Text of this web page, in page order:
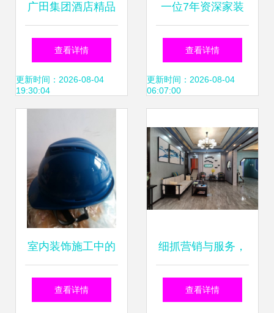
广田集团酒店精品
解锁国庆假期的室
内装饰艺术之旅
查看详情
更新时间：2026-08-04
19:30:04
一位7年资深家装
人的自白
查看详情
更新时间：2026-08-04
06:07:00
室内装饰施工中的
劳保安保 江油市与
查看详情
细抓营销与服务，
打响路易诗兰品牌
查看详情